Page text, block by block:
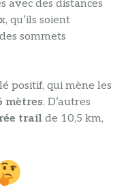
avec des distances
qu’ils soient
sommets
positif, qui mène les
mètres. D’autres
trail de 10,5 km,